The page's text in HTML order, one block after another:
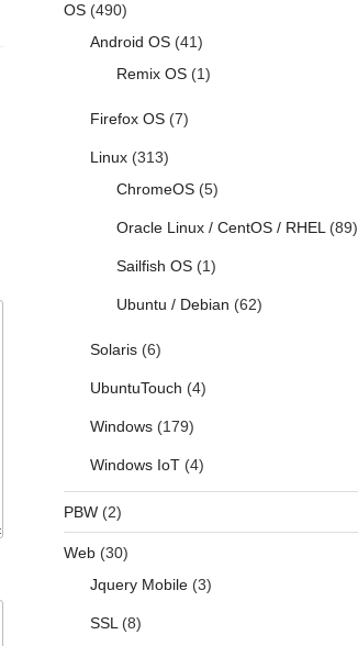
OS(490)
Android OS(41)
Remix OS(1)
Firefox OS(7)
Linux(313)
ChromeOS(5)
Oracle Linux / CentOS / RHEL(89)
Sailfish OS(1)
Ubuntu / Debian (62)
Solaris(6)
UbuntuTouch (4)
Windows(179)
Windows IoT(4)
PBW(2)
Web(30)
Jquery Mobile(3)
SSL(8)